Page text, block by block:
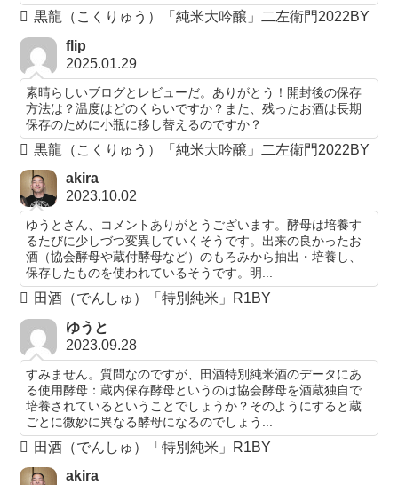
黒龍（こくりゅう）「純米大吟醸」二左衛門2022BY
flip
2025.01.29
素晴らしいブログとレビューだ。ありがとう！開封後の保存
方法は？温度はどのくらいですか？また、残ったお酒は長期
保存のために小瓶に移し替えるのですか？
黒龍（こくりゅう）「純米大吟醸」二左衛門2022BY
akira
2023.10.02
ゆうとさん、コメントありがとうございます。酵母は培養す
るたびに少しづつ変異していくそうです。出来の良かったお
酒（協会酵母や蔵付酵母など）のもろみから抽出・培養し、
保存したものを使われているそうです。明...
田酒（でんしゅ）「特別純米」R1BY
ゆうと
2023.09.28
すみません。質問なのですが、田酒特別純米酒のデータにあ
る使用酵母：蔵内保存酵母というのは協会酵母を酒蔵独自で
培養されているということでしょうか？そのようにすると蔵
ごとに微妙に異なる酵母になるのでしょう...
田酒（でんしゅ）「特別純米」R1BY
akira